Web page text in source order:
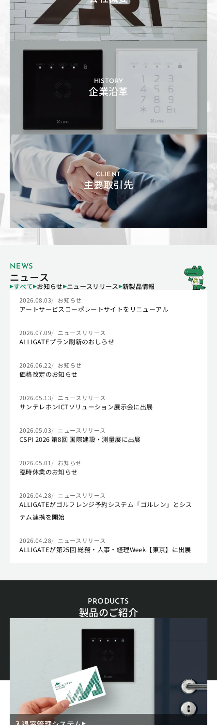
HISTORY
企業沿革
CLIENT
主要取引先
NEWS
ニュース
すべて お知らせ ニュースリリース 新製品情報
2026.08.03 お知らせ
アートサービスコーポレートサイトをリニューアル
2026.07.09 ニュースリリース
ALLIGATEプラン刷新のおしらせ
2026.06.22 お知らせ
価格改定のお知らせ
2026.05.13 ニュースリリース
サンテレホンICTソリューション展示会に出展
2026.05.03 ニュースリリース
CSPI 2026 第8回 国際建設・測量展に出展
2026.05.01 お知らせ
臨時休業のお知らせ
2026.04.28 ニュースリリース
ALLIGATEがゴルフレンジ予約システム「ゴルレン」とシス
テム連携を開始
2026.04.28 ニュースリリース
ALLIGATEが第25回 総務・人事・経理Week【東京】に出展
PRODUCTS
製品のご紹介